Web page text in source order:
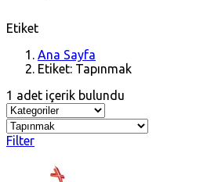
Etiket
Ana Sayfa
Etiket: Tapınmak
1 adet içerik bulundu
Filter